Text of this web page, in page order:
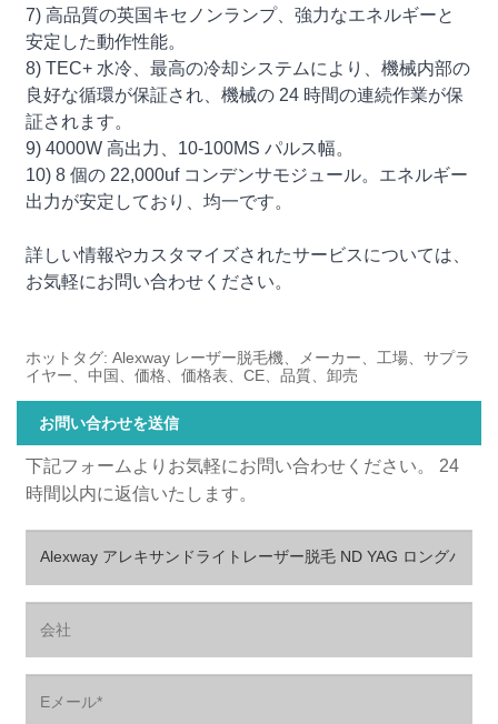
7) 高品質の英国キセノンランプ、強力なエネルギーと
安定した動作性能。
8) TEC+ 水冷、最高の冷却システムにより、機械内部の
良好な循環が保証され、機械の 24 時間の連続作業が保
証されます。
9) 4000W 高出力、10-100MS パルス幅。
10) 8 個の 22,000uf コンデンサモジュール。エネルギー
出力が安定しており、均一です。
詳しい情報やカスタマイズされたサービスについては、
お気軽にお問い合わせください。
ホットタグ: Alexway レーザー脱毛機、メーカー、工場、サプラ
イヤー、中国、価格、価格表、CE、品質、卸売
お問い合わせを送信
下記フォームよりお気軽にお問い合わせください。 24
時間以内に返信いたします。